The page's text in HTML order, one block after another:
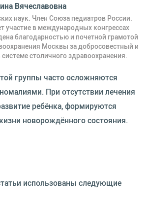
Вячеславовна
наук. Член Союза педиатров России.
участие в международных конгрессах
благодарностью и почетной грамотой
Москвы за добросовестный и
столичного здравоохранения.
группы часто осложняются
При отсутствии лечения
ребёнка, формируются
новорождённого состояния.
использованы следующие